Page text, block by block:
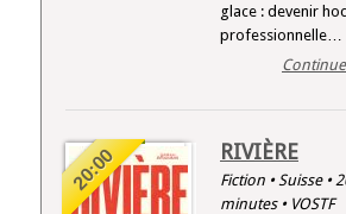
glace : devenir
professionnelle…
20:00 RIVIÈRE
Fiction • Suisse •
minutes • VOSTF